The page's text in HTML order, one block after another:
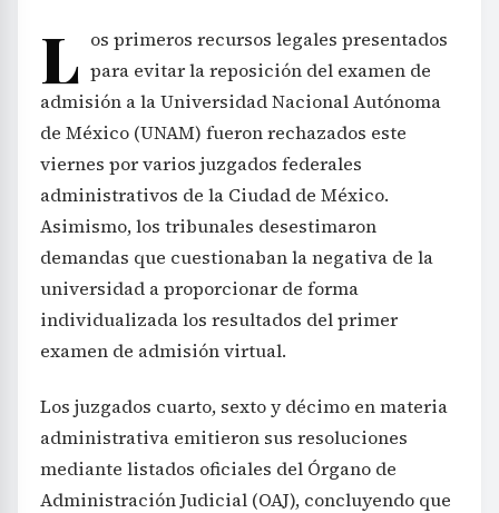
L os primeros recursos legales presentados
para evitar la reposición del examen de
admisión a la Universidad Nacional Autónoma
de México (UNAM) fueron rechazados este
viernes por varios juzgados federales
administrativos de la Ciudad de México.
Asimismo, los tribunales desestimaron
demandas que cuestionaban la negativa de la
universidad a proporcionar de forma
individualizada los resultados del primer
examen de admisión virtual.
Los juzgados cuarto, sexto y décimo en materia
administrativa emitieron sus resoluciones
mediante listados oficiales del Órgano de
Administración Judicial (OAJ), concluyendo que